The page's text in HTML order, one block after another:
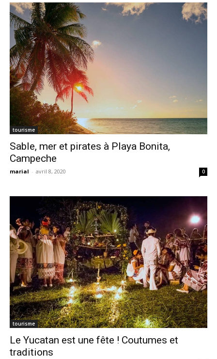
tourisme
Sable, mer et pirates à Playa Bonita,
Campeche
marial - avril 8, 2020 0
tourisme
Le Yucatan est une fête ! Coutumes et
traditions